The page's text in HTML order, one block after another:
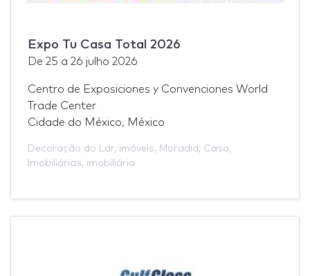
Expo Tu Casa Total 2026
De 25 a 26 julho 2026
Centro de Exposiciones y Convenciones World
Trade Center
Cidade do México, México
Decoração do Lar, Imóveis, Moradia, Casa,
Imobiliárias, imobiliária